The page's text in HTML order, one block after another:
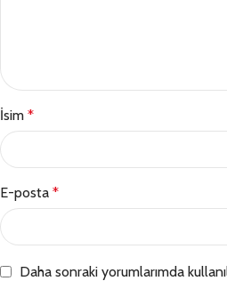
İsim *
E-posta *
Daha sonraki yorumlarımda